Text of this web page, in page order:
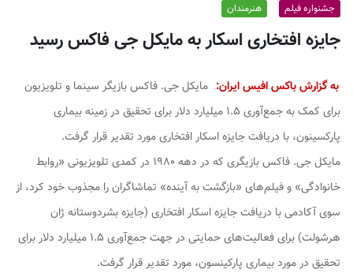
جشنواره فیلم هنرمندان
جایزه افتخاری اسکار به مایکل جی فاکس رسید
به گزارش باکس افیس ایران: مایکل جی. فاکس بازیگر سینما و تلویزیون
برای کمک به جمع‌آوری ۱.۵ میلیارد دلار برای تحقیق در زمینه بیماری
پارکسینون، با دریافت جایزه اسکار افتخاری مورد تقدیر قرار گرفت.
مایکل جی. فاکس بازیگری که در دهه ۱۹۸۰ در کمدی تلویزیونی «روابط
خانوادگی» و فیلم‌های «بازگشت به آینده» تماشاگران را مجذوب خود کرد، از
سوی آکادمی با دریافت جایزه اسکار افتخاری (جایزه بشردوستانه ژان
هرشولت) برای فعالیت‌های حمایتی در جهت جمع‌آوری ۱.۵ میلیارد دلار برای
تحقیق در مورد بیماری پارکینسون، مورد تقدیر قرار گرفت.